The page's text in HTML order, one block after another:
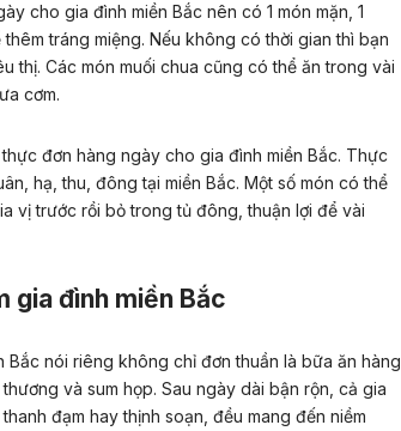
cho gia đình miền Bắc nên có 1 món mặn, 1
tráng miệng. Nếu không có thời gian thì bạn
thị. Các món muối chua cũng có thể ăn trong vài
cơm.
đơn hàng ngày cho gia đình miền Bắc. Thực
hạ, thu, đông tại miền Bắc. Một số món có thể
vị trước rồi bỏ trong tủ đông, thuận lợi để vài
gia đình miền Bắc
Bắc nói riêng không chỉ đơn thuần là bữa ăn hàng
và sum họp. Sau ngày dài bận rộn, cả gia
đạm hay thịnh soạn, đều mang đến niềm